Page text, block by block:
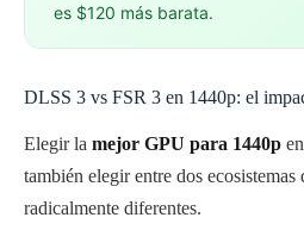
es $120 más barata.
DLSS 3 vs FSR 3 en 1440p: el
Elegir la mejor GPU para 1440p
también elegir entre dos ecosistemas
radicalmente diferentes.